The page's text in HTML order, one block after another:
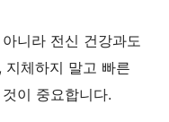
니라 전신 건강과도
지체하지 말고 빠른
이 중요합니다.